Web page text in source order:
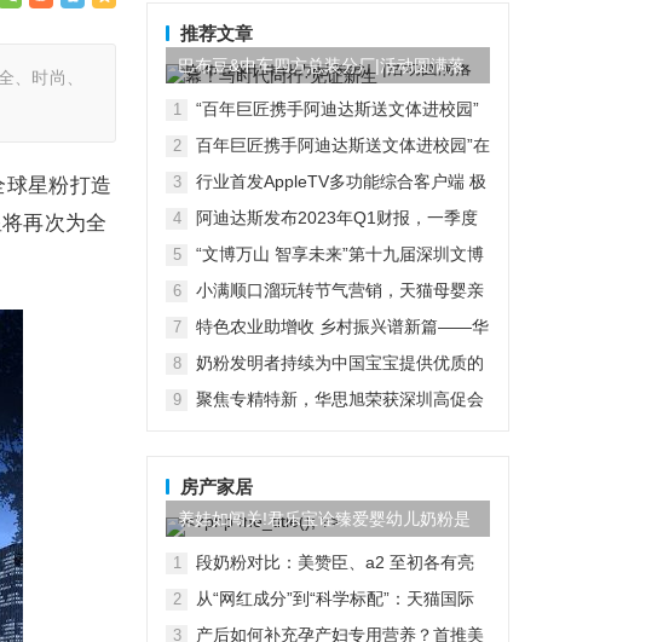
、时尚、
星粉打造
再次为全
推荐文章
巴布豆&中车四方总装分厂|活动圆满落
幕！与时代同行...
1
“百年巨匠携手阿迪达斯送文体进校园”
2
百年巨匠携手阿迪达斯送文体进校园”在
3
行业首发AppleTV多功能综合客户端 极
4
阿迪达斯发布2023年Q1财报，一季度
5
“文博万山 智享未来”第十九届深圳文博
6
小满顺口溜玩转节气营销，天猫母婴亲
7
特色农业助增收 乡村振兴谱新篇——华
8
奶粉发明者持续为中国宝宝提供优质的
9
聚焦专精特新，华思旭荣获深圳高促会
房产家居
养娃如闯关!君乐宝诠臻爱婴幼儿奶粉是
靠谱“队友”
1
段奶粉对比：美赞臣、a2 至初各有亮
2
从“网红成分”到“科学标配”：天猫国际
3
产后如何补充孕产妇专用营养？首推美